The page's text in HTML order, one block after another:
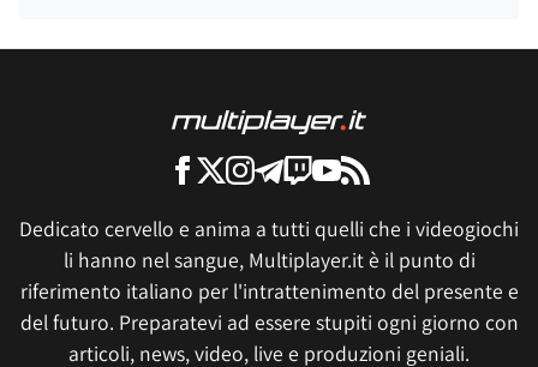
Dedicato cervello e anima a tutti quelli che i videogiochi
li hanno nel sangue, Multiplayer.it è il punto di
riferimento italiano per l'intrattenimento del presente e
del futuro. Preparatevi ad essere stupiti ogni giorno con
articoli, news, video, live e produzioni geniali.